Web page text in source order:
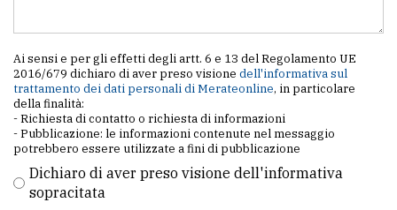
Ai sensi e per gli effetti degli artt. 6 e 13 del Regolamento UE
2016/679 dichiaro di aver preso visione dell'informativa sul
trattamento dei dati personali di Merateonline, in particolare
della finalità:
- Richiesta di contatto o richiesta di informazioni
- Pubblicazione: le informazioni contenute nel messaggio
potrebbero essere utilizzate a fini di pubblicazione
Dichiaro di aver preso visione dell'informativa
sopracitata